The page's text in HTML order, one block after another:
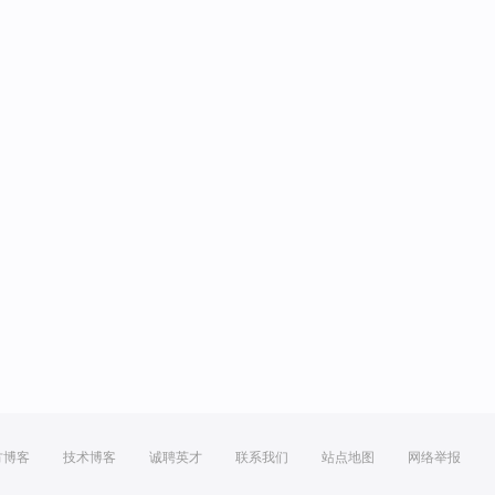
博客 技术博客 诚聘英才 联系我们 站点地图 网络举报